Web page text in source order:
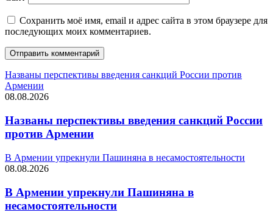
Сохранить моё имя, email и адрес сайта в этом браузере для
последующих моих комментариев.
Названы перспективы введения санкций России против
Армении
08.08.2026
Названы перспективы введения санкций России
против Армении
В Армении упрекнули Пашиняна в несамостоятельности
08.08.2026
В Армении упрекнули Пашиняна в
несамостоятельности